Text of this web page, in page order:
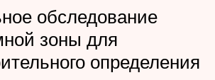
обследование
зоны для
определения